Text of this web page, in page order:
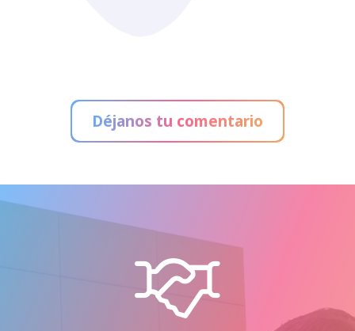
Déjanos tu comentario